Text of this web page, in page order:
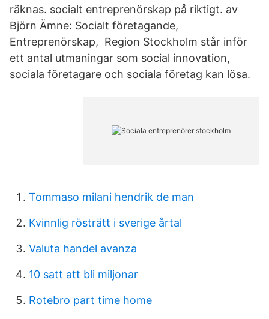
räknas. socialt entreprenörskap på riktigt. av
Björn Ämne: Socialt företagande,
Entreprenörskap, Region Stockholm står inför
ett antal utmaningar som social innovation,
sociala företagare och sociala företag kan lösa.
Tommaso milani hendrik de man
Kvinnlig rösträtt i sverige årtal
Valuta handel avanza
10 satt att bli miljonar
Rotebro part time home